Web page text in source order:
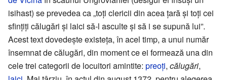
isihast) se prevedea ca „toți clericii din acea țară și toți cei
sfințiți călugări și laici să-l asculte și să i se supună lui”.
Acest text dovedește existeța, în acel timp, a unui număr
însemnat de călugări, din moment ce ei formează una din
cele trei categorii de locuitori amintite: preoți, călugări,